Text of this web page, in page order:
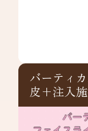
バーティ
皮+注入